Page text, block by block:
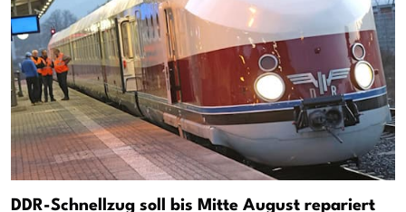
DDR-Schnellzug soll bis Mitte August repariert